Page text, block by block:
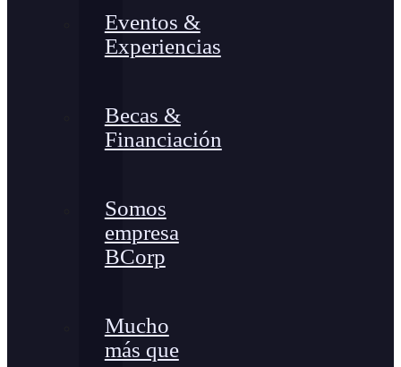
Eventos &
Experiencias
Becas &
Financiación
Somos
empresa
BCorp
Mucho
más que